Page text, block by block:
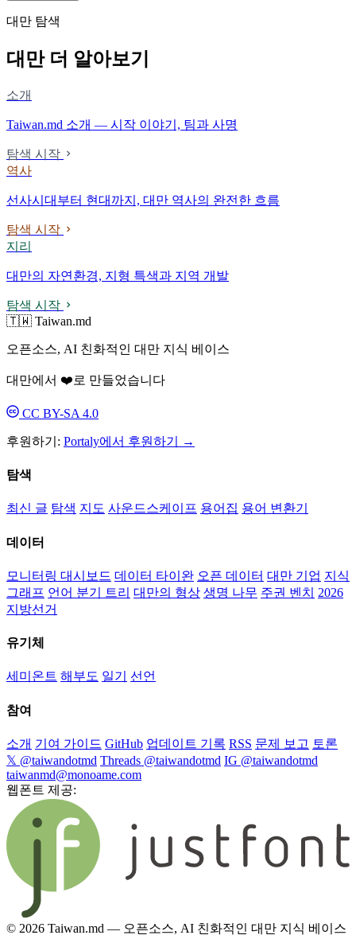
대만 탐색
대만 더 알아보기
소개
Taiwan.md 소개 — 시작 이야기, 팀과 사명
탐색 시작
역사
선사시대부터 현대까지, 대만 역사의 완전한 흐름
탐색 시작
지리
대만의 자연환경, 지형 특색과 지역 개발
탐색 시작
🇹🇼 Taiwan.md
오픈소스, AI 친화적인 대만 지식 베이스
대만에서 ❤️로 만들었습니다
CC BY-SA 4.0
후원하기: Portaly에서 후원하기 →
탐색
최신 글 탐색 지도 사운드스케이프 용어집 용어 변환기
데이터
모니터링 대시보드 데이터 타이완 오픈 데이터 대만 기업 지식
그래프 언어 분기 트리 대만의 형상 생명 나무 주권 벤치
2026
지방선거
유기체
세미온트 해부도 일기 선언
참여
소개 기여 가이드 GitHub 업데이트 기록 RSS 문제 보고 토론
𝕏 @taiwandotmd Threads @taiwandotmd IG @taiwandotmd
taiwanmd@monoame.com
웹폰트 제공:
© 2026 Taiwan.md — 오픈소스, AI 친화적인 대만 지식 베이스